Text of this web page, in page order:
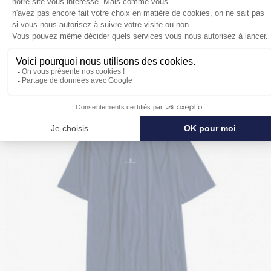
POUR SE PROTÉGER ENCORE PLUS
DE LA PLUIE